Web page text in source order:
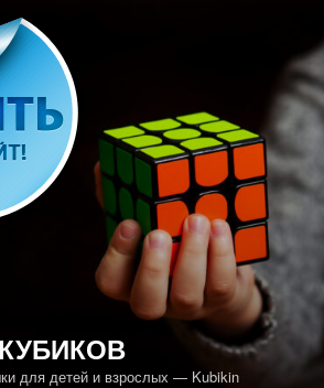
для детей и взрослых — Kubikin